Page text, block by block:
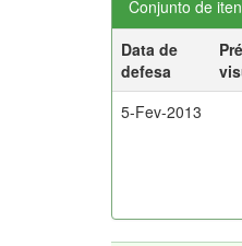
Conjunto de
Data de
defesa
5-Fev-2013